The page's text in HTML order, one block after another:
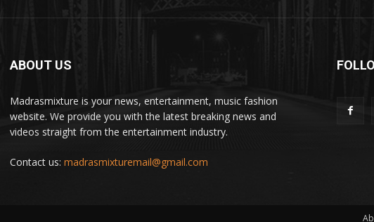
ABOUT US
Madrasmixture is your news, entertainment, music fashion
website. We provide you with the latest breaking news and
videos straight from the entertainment industry.
Contact us: madrasmixturemail@gmail.com